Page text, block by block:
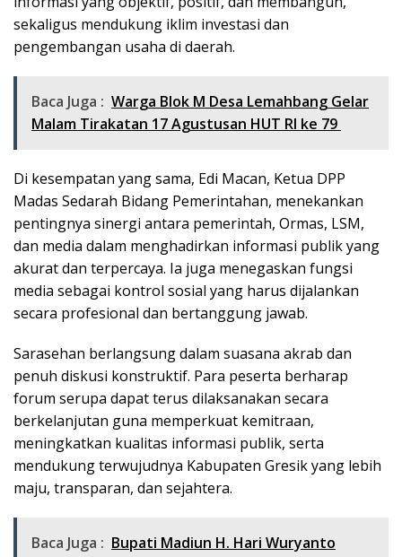
sekaligus mendukung iklim investasi dan
pengembangan usaha di daerah.
Baca Juga : Warga Blok M Desa Lemahbang Gelar
Malam Tirakatan 17 Agustusan HUT RI ke 79
Di kesempatan yang sama, Edi Macan, Ketua DPP
Madas Sedarah Bidang Pemerintahan, menekankan
pentingnya sinergi antara pemerintah, Ormas, LSM,
dan media dalam menghadirkan informasi publik yang
akurat dan terpercaya. Ia juga menegaskan fungsi
media sebagai kontrol sosial yang harus dijalankan
secara profesional dan bertanggung jawab.
Sarasehan berlangsung dalam suasana akrab dan
penuh diskusi konstruktif. Para peserta berharap
forum serupa dapat terus dilaksanakan secara
berkelanjutan guna memperkuat kemitraan,
meningkatkan kualitas informasi publik, serta
mendukung terwujudnya Kabupaten Gresik yang lebih
maju, transparan, dan sejahtera.
Baca Juga : Bupati Madiun H. Hari Wuryanto